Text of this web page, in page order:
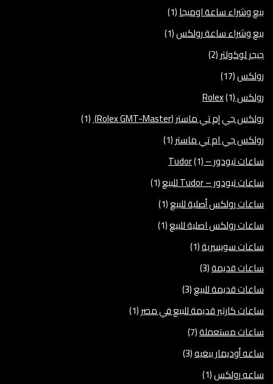
بيع وشراء ساعة اوميجا(1)
بيع وشراء ساعة رولكس(1)
جيجر لوكولتر(2)
رولكس(17)
رولكس Rolex(1)
رولكس جي إم تي ماستر (Rolex GMT-Master)
(1)
رولكس جي ام تي ماستر(1)
ساعات تيودور – Tudor(1)
ساعات تيودور – Tudor للبيع
(1)
ساعات رولكس أصلية للبيع(1)
ساعات رولكس اصلية للبيع(1)
ساعات سويسرية(1)
ساعات قديمة(3)
ساعات قديمة للبيع(3)
ساعات كارتير قديمة للبيع في مصر(1)
ساعات مستعملة(7)
ساعه أوديمار بيغيه(3)
ساعه رولكس(1)